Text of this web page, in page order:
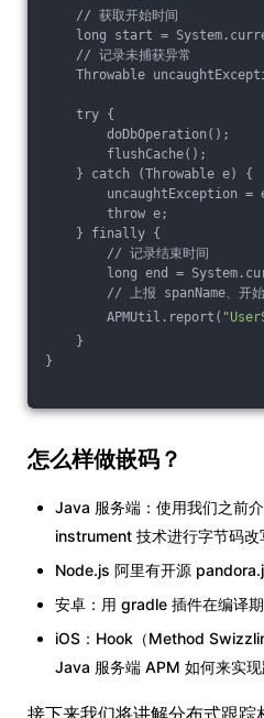
// 获取开始时间
long start =
// 记录未捕获异常
Throwable
try {
doDbOperation();
flushCache();
} catch (Throwable e) {
uncaughtException =
throw e;
} finally {
// 记录结束时间
long end =
// 上报 spanName、开始时间
APMUtil.report(
}
}
怎么样做嵌码？
Java 服务端：使用我们之前
instrument 技术进行字节码改
Node.js 阿里有开源
安卓：用 gradle 插件在编译
iOS：Hook（Method
Java 服务端 APM 如何来实
接下来我们将讲解分布式跟